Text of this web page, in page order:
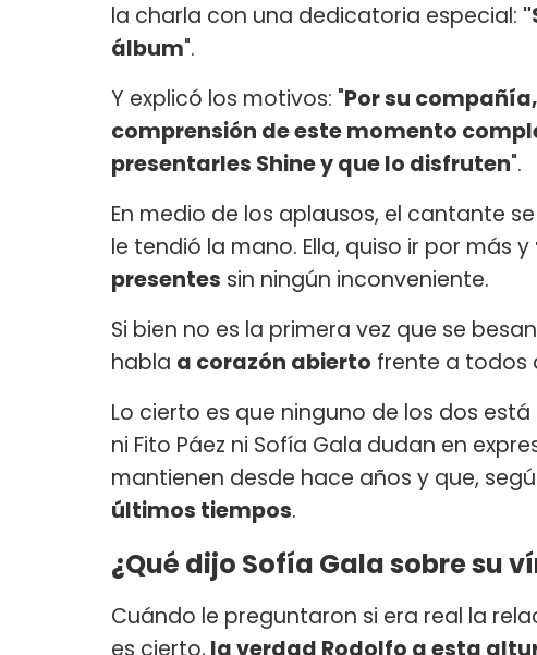
la charla con una dedicatoria especial:
álbum".
Y explicó los motivos: "Por su
comprensión de este momento
presentarles Shine y que lo disfruten".
En medio de los aplausos, el cantante
le tendió la mano. Ella, quiso ir por más y
presentes sin ningún inconveniente.
Si bien no es la primera vez que se
habla a corazón abierto frente a todos
Lo cierto es que ninguno de los dos
ni Fito Páez ni Sofía Gala dudan en
mantienen desde hace años y que,
últimos tiempos.
¿Qué dijo Sofía Gala sobre su
Cuándo le preguntaron si era real la
es cierto, la verdad Rodolfo a esta